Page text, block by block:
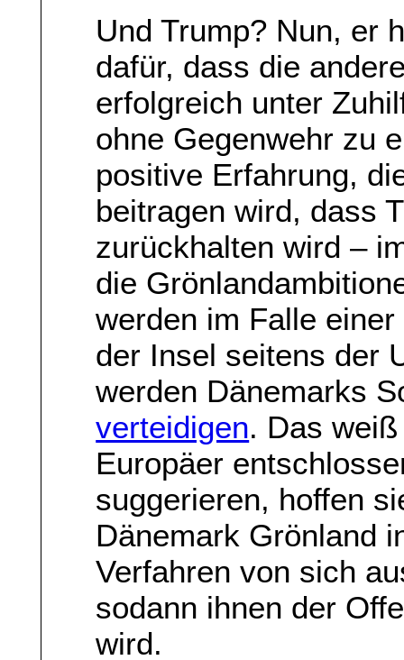
Und Trump? Nun, er
dafür, dass die
erfolgreich unter
ohne Gegenwehr zu
positive Erfahrung,
beitragen wird, dass
zurückhalten wird –
die
werden im Falle
der Insel seitens der
werden Dänemarks
verteidigen. Das
Europäer
suggerieren, hoffen
Dänemark Grönland
Verfahren von sich
sodann ihnen der
wird.